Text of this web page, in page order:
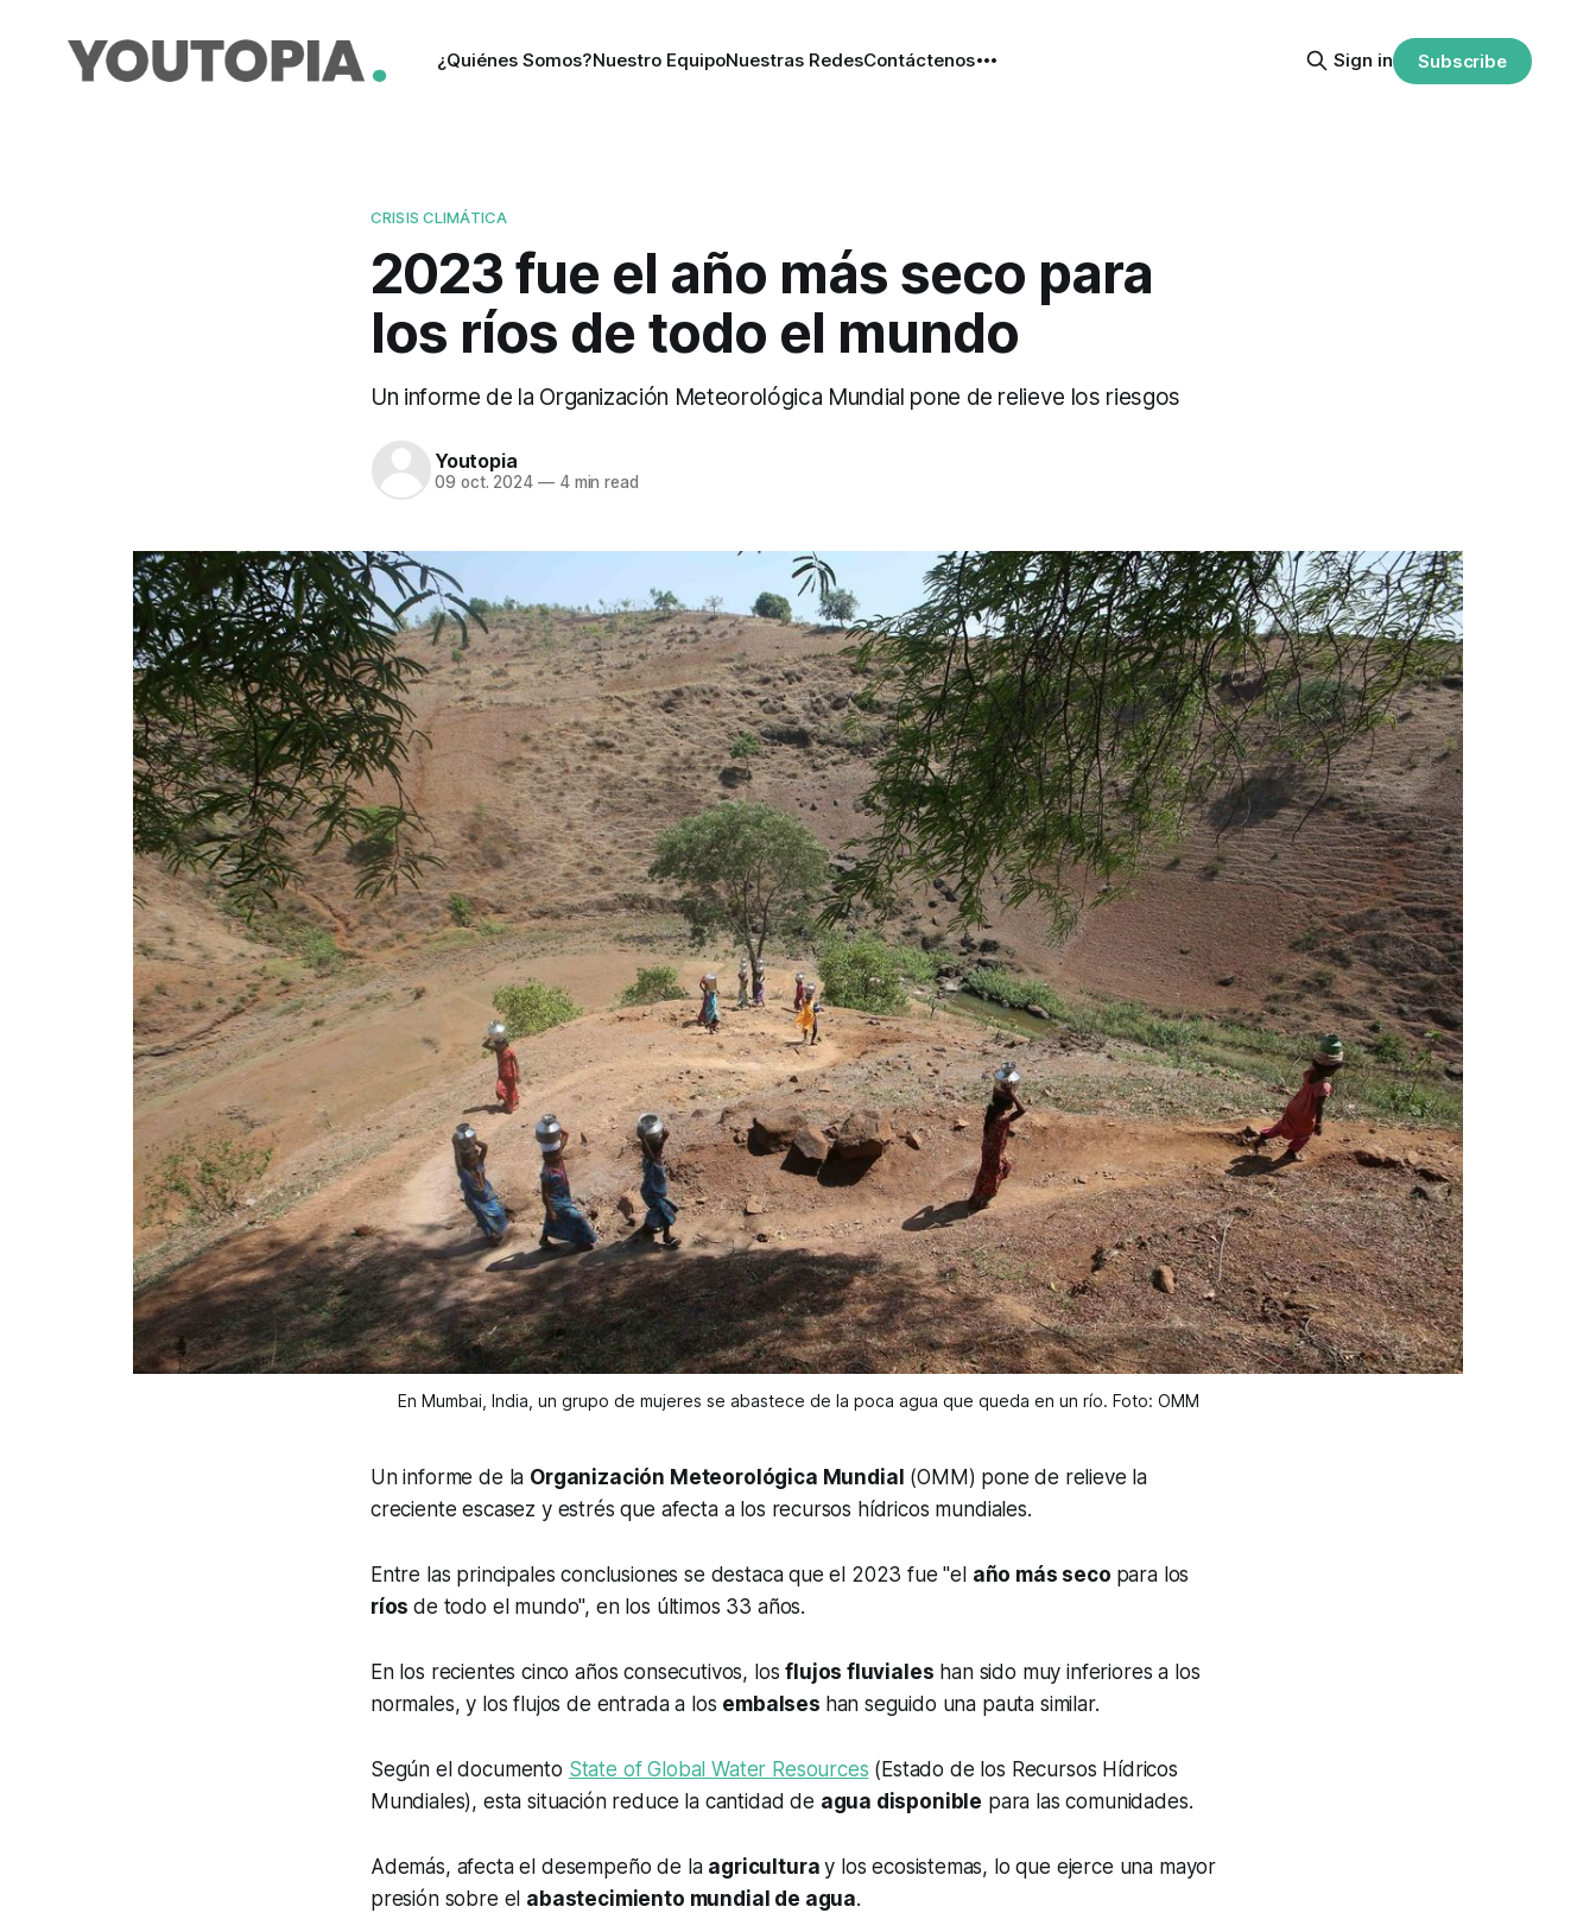
¿Quiénes Somos?Nuestro EquipoNuestras RedesContáctenos Sign in Subscribe
CRISIS CLIMÁTICA
2023 fue el año más seco para
los ríos de todo el mundo
Un informe de la Organización Meteorológica Mundial pone de relieve los riesgos
Youtopia
09 oct. 2024 —4 min read
En Mumbai, India, un grupo de mujeres se abastece de la poca agua que queda en un río. Foto: OMM
Un informe de la Organización Meteorológica Mundial (OMM) pone de relieve la
creciente escasez y estrés que afecta a los recursos hídricos mundiales.
Entre las principales conclusiones se destaca que el 2023 fue "el año más seco para los
ríosde todo el mundo", en los últimos 33 años.
En los recientes cinco años consecutivos, losflujos fluviales han sido muy inferiores a los
normales, y los flujos de entrada a los embalses han seguido una pauta similar.
Según el documento State of Global Water Resources (Estado de los Recursos Hídricos
Mundiales), esta situación reduce la cantidad de agua disponible para las comunidades.
Además, afecta el desempeño de la agriculturay los ecosistemas, lo que ejerce una mayor
presión sobre el abastecimiento mundial de agua.